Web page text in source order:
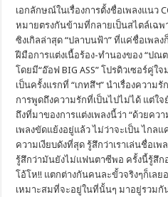
เอกลักษณ์ในเรื่องการตั้งชื่อเพลงแนว
หมายตรงกันข้ามที่กลายเป็นสไตล์เฉพ
ซิงเกิลล่าสุด “ปลาบนฟ้า” ที่แค่ชื่อเพล
ฝีมือการแต่งเนื้อร้อง-ทำนองของ “ป
โดยมี“อ๊อฟ BIG ASS” โปรดิวเซอร์คู่
เป็นครั้งแรกที่ “เกทสึฯ” นำเรื่องควา
การพูดถึงความรักที่เป็นไปไม่ได้ แต่ใจ
ถึงที่มาของการแต่งเพลงนี้ว่า “ด้วยคว
เพลงขัดแย้งอยู่แล้ว ไม่ว่าจะเป็น ไกล
ความเงียบดังที่สุด รู้สึกว่าเราเล่นชื่อเ
รู้สึกว่ามันยังไม่แฟนตาซีพอ ครั้งนี้รู้สึ
โอ้โห!! แตกต่างกันคนละขั้วจริงๆก็เล
เหมาะสมที่จะอยู่ในที่นั้นๆ มาอยู่รวม